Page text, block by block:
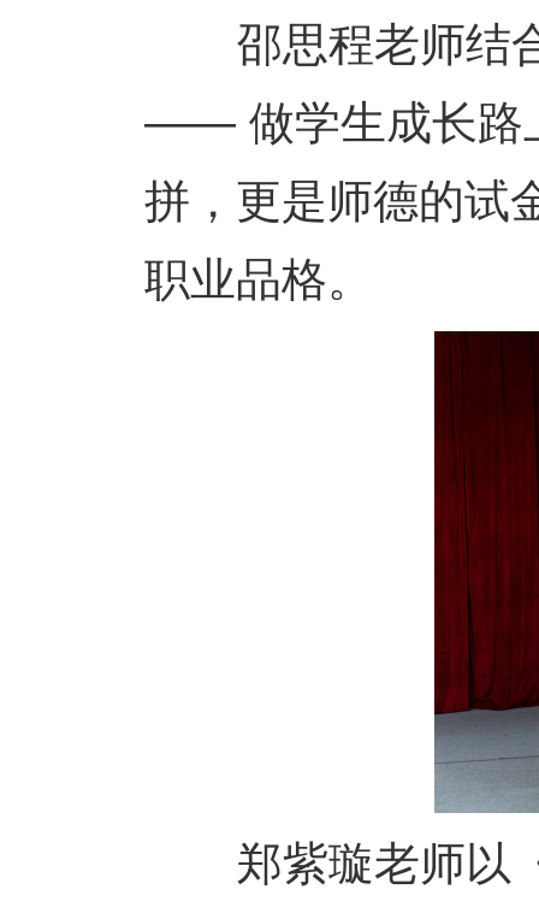
邵思程老师结合
—— 做学生成长路
拼，更是师德的试
职业品格。
郑紫璇老师以《